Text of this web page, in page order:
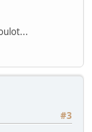
#3